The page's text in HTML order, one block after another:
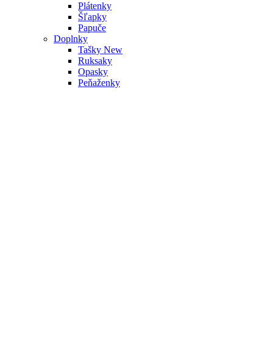
Plátenky
Šľapky
Papuče
Doplnky
Tašky New
Ruksaky
Opasky
Peňaženky